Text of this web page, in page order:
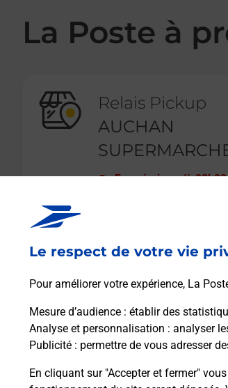
Le respect de votre vie
Pour améliorer votre expérience, La
Mesure d’audience : établir des
Analyse et personnalisation : analyser
Publicité : permettre de vous adresser
En cliquant sur "Accepter et fermer"
La Poste à
Relais Pickup
AUCHAN
Fermé-jusqu'à 08h00
En savoir plus